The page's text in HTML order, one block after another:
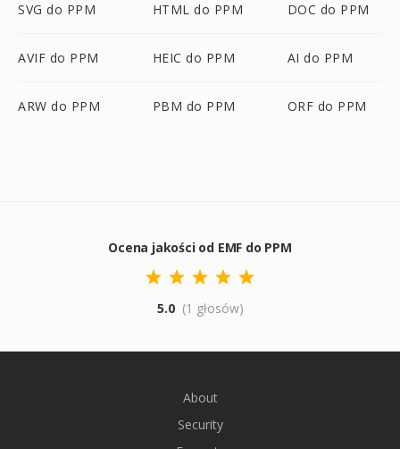
SVG do PPM HTML do PPM DOC do PPM
AVIF do PPM HEIC do PPM AI do PPM
ARW do PPM PBM do PPM ORF do PPM
Ocena jakości od EMF do PPM
5.0 (1 głosów)
About
Security